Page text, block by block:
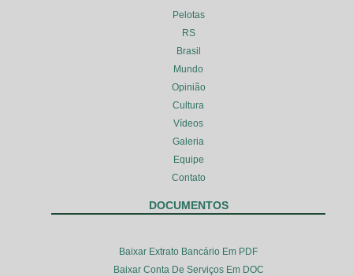
Pelotas
RS
Brasil
Mundo
Opinião
Cultura
Vídeos
Galeria
Equipe
Contato
DOCUMENTOS
Baixar Extrato Bancário Em PDF
Baixar Conta De Serviços Em DOC